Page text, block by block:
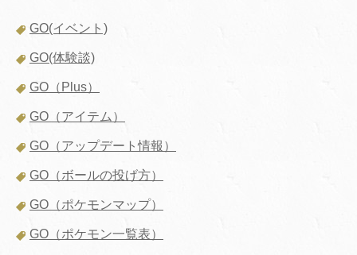
GO(イベント)
GO(体験談)
GO（Plus）
GO（アイテム）
GO（アップデート情報）
GO（ボールの投げ方）
GO（ポケモンマップ）
GO（ポケモン一覧表）